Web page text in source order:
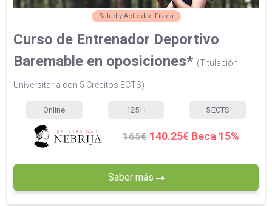
Salud y Actividad Física
Curso de Entrenador Deportivo
Baremable en oposiciones* (Titulación
Universitaria con 5 Créditos ECTS)
Online 125 H 5 ECTS
165€ 140.25€ Beca 15%
Saber más